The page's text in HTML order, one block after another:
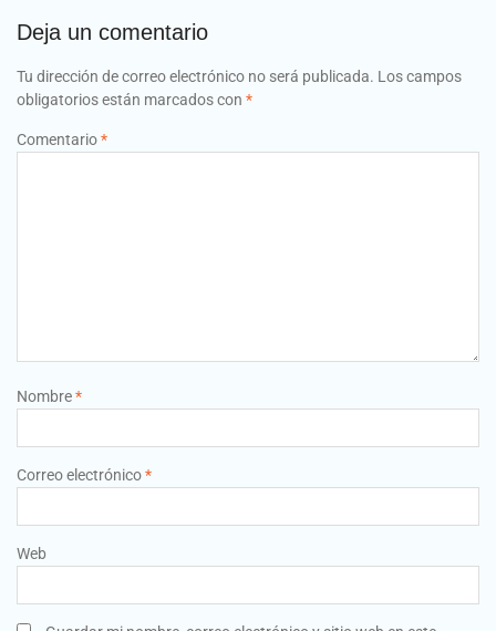
Deja un comentario
Tu dirección de correo electrónico no será publicada. Los campos
obligatorios están marcados con *
Comentario*
Nombre*
Correo electrónico*
Web